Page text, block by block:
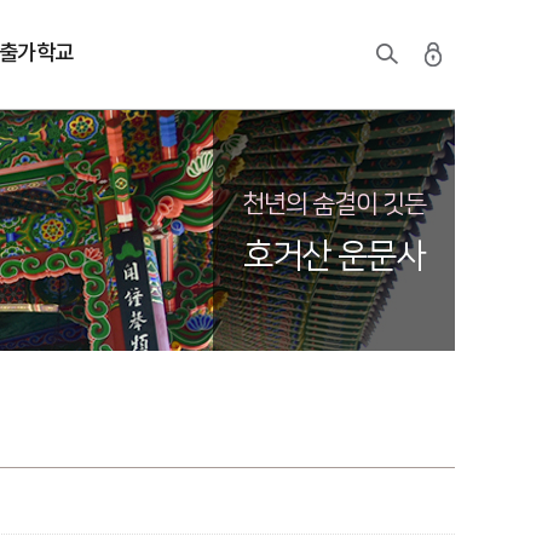
가학교
천년의 숨결이 깃든
호거산 운문사